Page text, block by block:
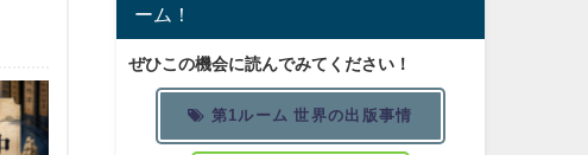
ーム！
ぜひこの機会に読んでみてください！
第1ルーム 世界の出版事情